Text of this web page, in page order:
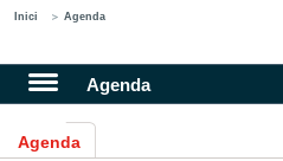
Inici Agenda
Agenda
Agenda